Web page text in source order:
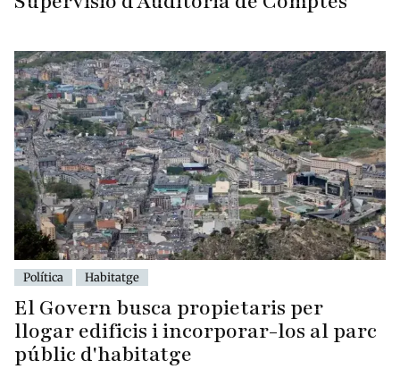
Política Habitatge
El Govern busca propietaris per
llogar edificis i incorporar-los al parc
públic d'habitatge